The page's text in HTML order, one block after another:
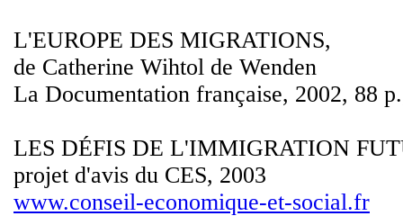
L'EUROPE DES MIGRATIONS,
de Catherine Wihtol de Wenden
La Documentation française, 2002, 88
LES DÉFIS DE L'IMMIGRATION
projet d'avis du CES, 2003
www.conseil-economique-et-social.fr